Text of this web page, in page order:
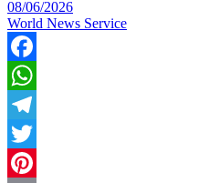
08/06/2026
World News Service
Facebook
WhatsApp
Telegram
Twitter